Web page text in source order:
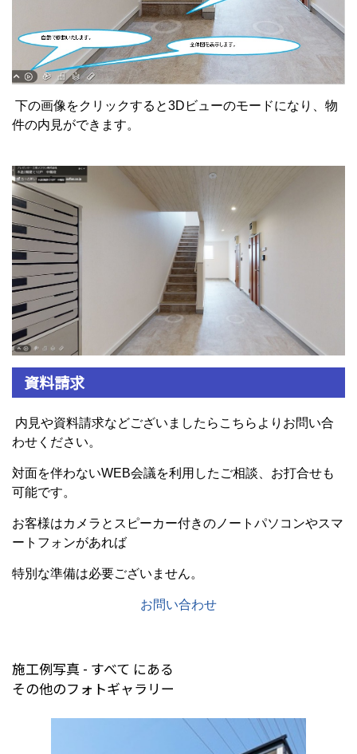
下の画像をクリックすると3Dビューのモードになり、物
件の内見ができます。
資料請求
内見や資料請求などございましたらこちらよりお問い合
わせください。
対面を伴わないWEB会議を利用したご相談、お打合せも
可能です。
お客様はカメラとスピーカー付きのノートパソコンやスマ
ートフォンがあれば
特別な準備は必要ございません。
お問い合わせ
施工例写真 - すべて にある
その他のフォトギャラリー